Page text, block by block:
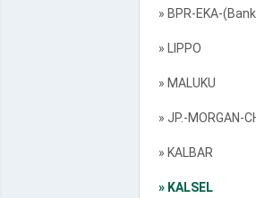
» BPR-EKA-
» LIPPO
» MALUKU
» JP.-MORGAN-
» KALBAR
» KALSEL